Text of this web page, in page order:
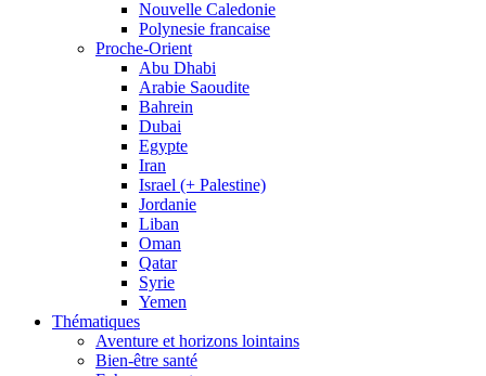
Nouvelle Caledonie
Polynesie francaise
Proche-Orient
Abu Dhabi
Arabie Saoudite
Bahrein
Dubai
Egypte
Iran
Israel (+ Palestine)
Jordanie
Liban
Oman
Qatar
Syrie
Yemen
Thématiques
Aventure et horizons lointains
Bien-être santé